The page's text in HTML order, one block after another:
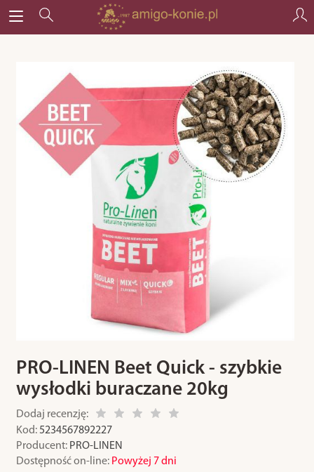
PRO-LINEN Beet Quick - szybkie
wysłodki buraczane 20kg
Dodaj recenzję:
Kod: 5234567892227
Producent: PRO-LINEN
Dostępność on-line: Powyżej 7 dni